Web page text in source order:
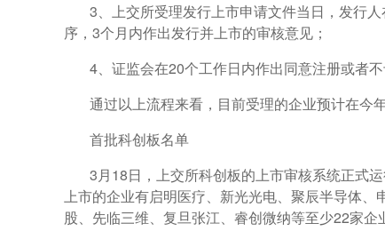
3、上交所受理发行上市申请文件当日，发行
序，3个月内作出发行并上市的审核意见；
4、证监会在20个工作日内作出同意注册或者不
通过以上流程来看，目前受理的企业预计在今
首批科创板名单
3月18日，上交所科创板的上市审核系统正式
上市的企业有启明医疗、新光光电、聚辰半导体
股、先临三维、复旦张江、睿创微纳等至少22家企